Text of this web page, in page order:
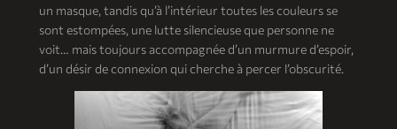
un masque, tandis qu’à l’intérieur toutes les couleurs se
sont estompées, une lutte silencieuse que personne ne
voit… mais toujours accompagnée d’un murmure d’espoir,
d’un désir de connexion qui cherche à percer l’obscurité.